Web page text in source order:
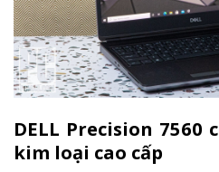
DELL Precision
kim loại cao cấp